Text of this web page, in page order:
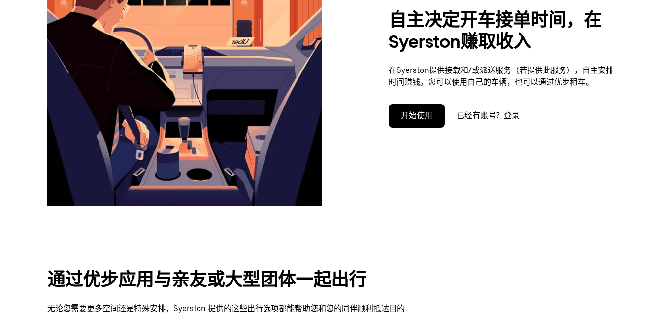
日
期。
退
日
历。
自主决定开车接单时间，在
Syerston赚取收入
在Syerston提供接载和/或派送服务（若提供此服务），自主安排
时间赚钱。您可以使用自己的车辆，也可以通过优步租车。
开始使用 已经有账号？登录
通过优步应用与亲友或大型团体一起出行
无论您需要更多空间还是特殊安排，Syerston 提供的这些出行选项都能帮助您和您的同伴顺利抵达目的